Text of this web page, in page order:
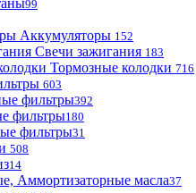
99
Аккумуляторы 152
Свечи зажигания 183
Тормозные колодки 716
603
фильтры392
фильтры180
фильтры31
508
14
Аммортизаторные масла37